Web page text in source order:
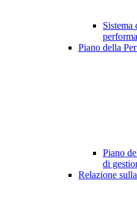
Sistema
Piano della
Piano
di
Relazione